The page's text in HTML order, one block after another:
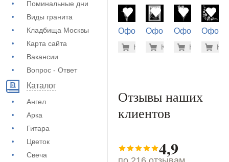
Поминальные дни
Виды гранита
Кладбища Москвы
Карта сайта
Вакансии
Вопрос - Ответ
Каталог
Ангел
Арка
Гитара
Цветок
Свеча
Оформление
(71-495)
-7% 500 руб.
Купить
Оформление
(73-488)
-7%
Купить
Оформление
(71-475)
-
Купить(71-
Отзывы наших
клиентов
4,9